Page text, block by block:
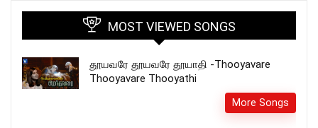
MOST VIEWED SONGS
தூயவரே தூயவரே தூயாதி -Thooyavare
Thooyavare Thooyathi
More Songs